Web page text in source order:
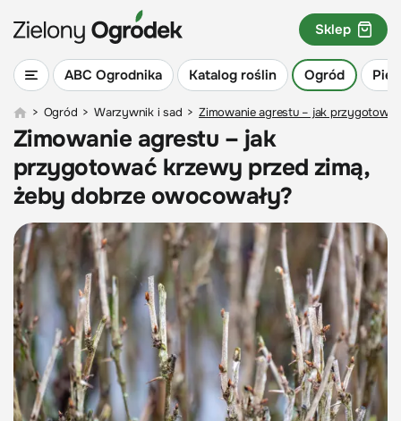
ABC Ogrodnika Katalog roślin Ogród
Sklep
> Ogród > Warzywnik i sad > Zimowanie agrestu – jak
Zimowanie agrestu – jak
przygotować krzewy przed zimą,
żeby dobrze owocowały?